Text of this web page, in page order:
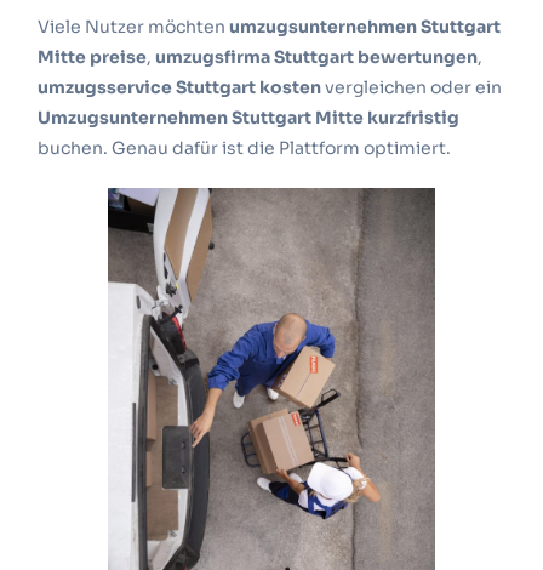
Viele Nutzer möchtenumzugsunternehmen Stuttgart
Mitte preise,umzugsfirma Stuttgart bewertungen,
umzugsservice Stuttgart kostenvergleichen oder ein
Umzugsunternehmen Stuttgart Mitte kurzfristig
buchen. Genau dafür ist die Plattform optimiert.